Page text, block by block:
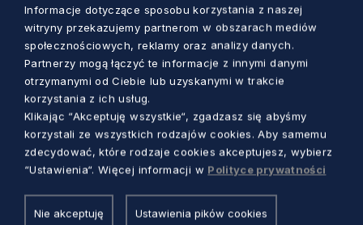
Marcin Szumny 3 lata temu
Informacje dotyczące sposobu korzystania z naszej
witryny przekazujemy partnerom w obszarach mediów
społecznościowych, reklamy oraz analizy danych.
Partnerzy mogą łączyć te informacje z innymi danymi
otrzymanymi od Ciebie lub uzyskanymi w trakcie
korzystania z ich usług.
Klikając “Akceptuję wszystkie“, zgadzasz się abyśmy
korzystali ze wszystkich rodzajów cookies. Aby samemu
zdecydować, które rodzaje cookies akceptujesz, wybierz
“Ustawienia“. Więcej informacji w Polityce prywatności
Nie akceptuję Ustawienia pików cookies